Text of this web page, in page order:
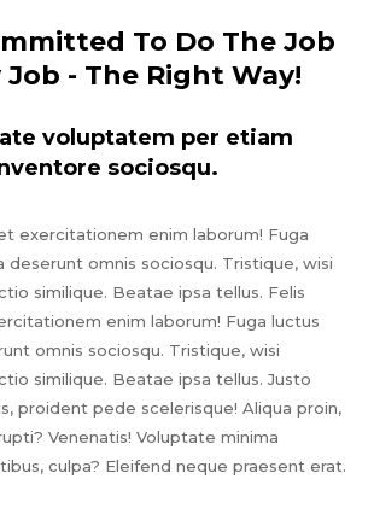
To Do The Job
Job - The Right Way!
voluptatem per etiam
sociosqu.
exercitationem enim laborum! Fuga
deserunt omnis sociosqu. Tristique, wisi
similique. Beatae ipsa tellus. Felis
enim laborum! Fuga luctus
omnis sociosqu. Tristique, wisi
similique. Beatae ipsa tellus. Justo
proident pede scelerisque! Aliqua proin,
Venenatis! Voluptate minima
culpa? Eleifend neque praesent erat.